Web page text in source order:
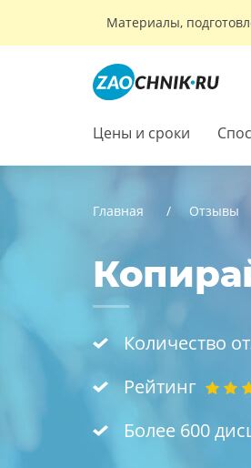
Материалы,
Цены и сроки
Главная Отзывы
Количество
Рейтинг
Более 600